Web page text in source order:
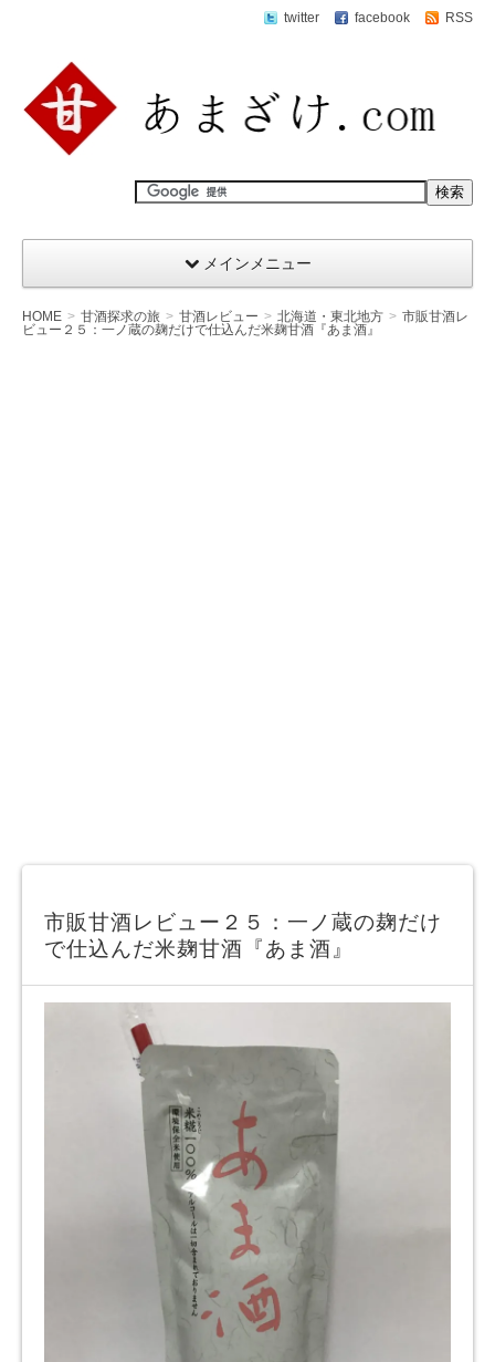
twitter facebook RSS
メインメニュー
HOME 甘酒探求の旅 甘酒レビュー 北海道・東北地方
市販甘酒レ
ビュー２５：一ノ蔵の麹だけで仕込んだ米麹甘酒『あま酒』
市販甘酒レビュー２５：一ノ蔵の麹だけ
で仕込んだ米麹甘酒『あま酒』